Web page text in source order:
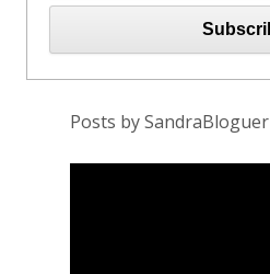
Posts by SandraBloguer